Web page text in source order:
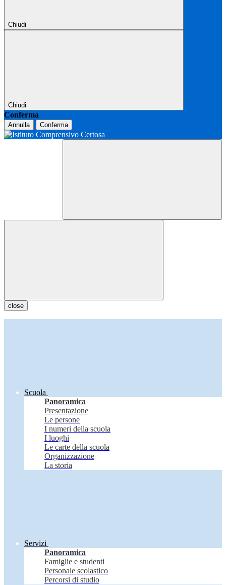
Chiudi
Chiudi
Conferma
Annulla Conferma
close
Scuola
Panoramica
Presentazione
Le persone
I numeri della scuola
I luoghi
Le carte della scuola
Organizzazione
La storia
Servizi
Panoramica
Famiglie e studenti
Personale scolastico
Percorsi di studio